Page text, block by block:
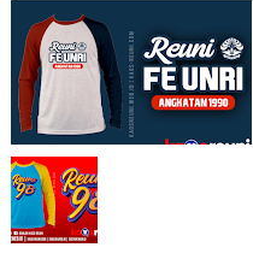
Reuni Seduluran Saklawase 97 -
Sablon Kaos Reuni
Kaos Reuni Alumni FE UNRI Angkatan
90 - Sablon Kaos Reuni